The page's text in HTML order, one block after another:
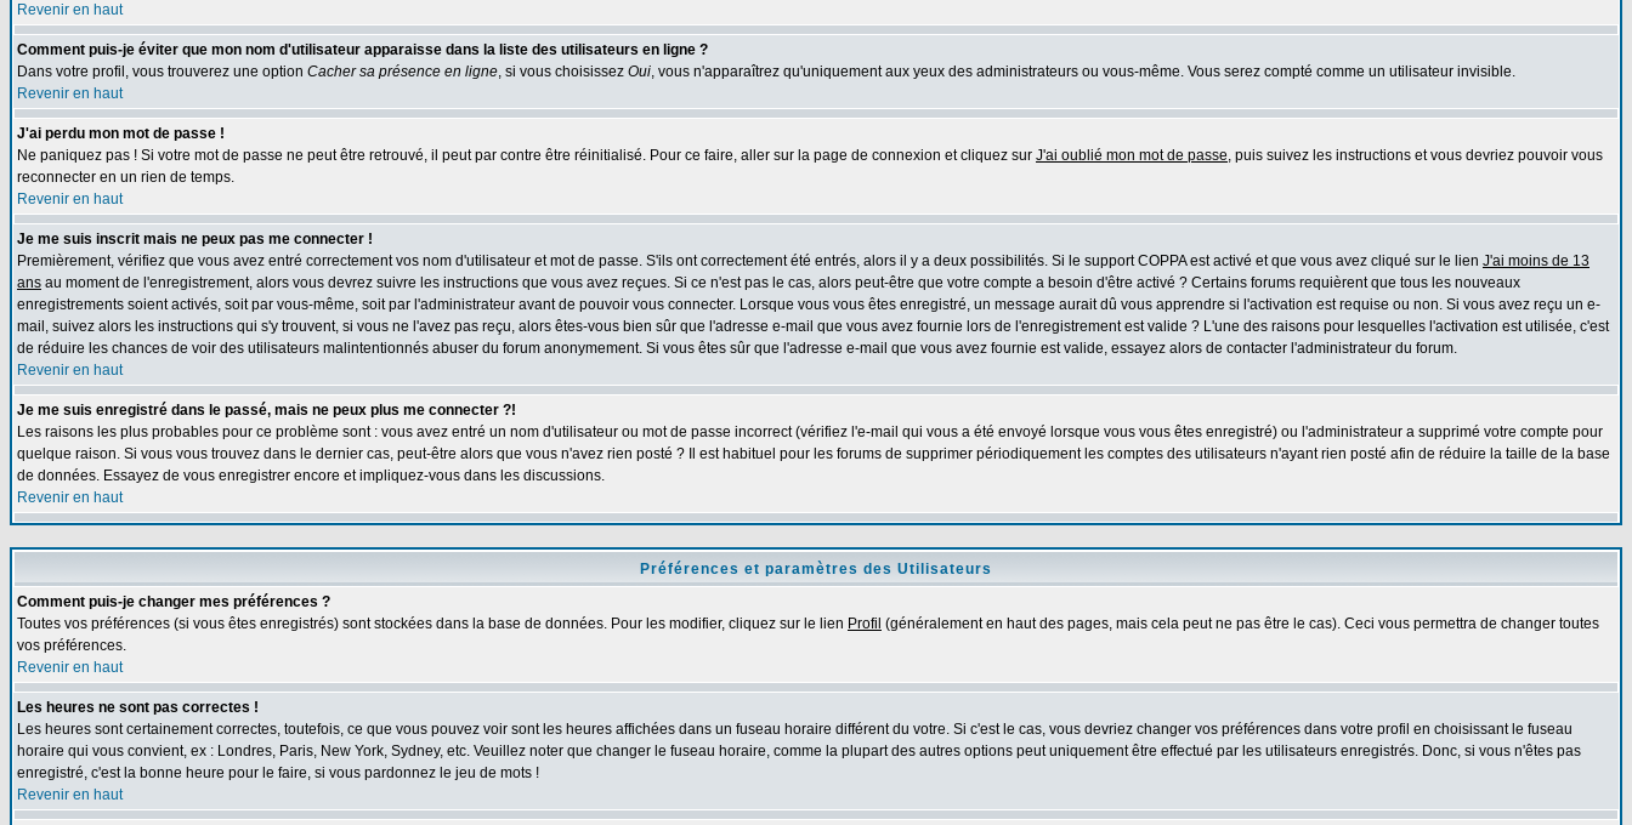
Revenir en haut
Comment puis-je éviter que mon nom d'utilisateur apparaisse dans la liste des utilisateurs en ligne ?
Dans votre profil, vous trouverez une option Cacher sa présence en ligne, si vous choisissez Oui, vous n'apparaîtrez qu'uniquement aux yeux des administrateurs ou vous-même. Vous serez compté comme un utilisateur invisible.
Revenir en haut
J'ai perdu mon mot de passe !
Ne paniquez pas ! Si votre mot de passe ne peut être retrouvé, il peut par contre être réinitialisé. Pour ce faire, aller sur la page de connexion et cliquez sur J'ai oublié mon mot de passe, puis suivez les instructions et vous devriez pouvoir vous
reconnecter en un rien de temps.
Revenir en haut
Je me suis inscrit mais ne peux pas me connecter !
Premièrement, vérifiez que vous avez entré correctement vos nom d'utilisateur et mot de passe. S'ils ont correctement été entrés, alors il y a deux possibilités. Si le support COPPA est activé et que vous avez cliqué sur le lien J'ai moins de 13
ans au moment de l'enregistrement, alors vous devrez suivre les instructions que vous avez reçues. Si ce n'est pas le cas, alors peut-être que votre compte a besoin d'être activé ? Certains forums requièrent que tous les nouveaux
enregistrements soient activés, soit par vous-même, soit par l'administrateur avant de pouvoir vous connecter. Lorsque vous vous êtes enregistré, un message aurait dû vous apprendre si l'activation est requise ou non. Si vous avez reçu un e-
mail, suivez alors les instructions qui s'y trouvent, si vous ne l'avez pas reçu, alors êtes-vous bien sûr que l'adresse e-mail que vous avez fournie lors de l'enregistrement est valide ? L'une des raisons pour lesquelles l'activation est utilisée, c'est
de réduire les chances de voir des utilisateurs malintentionnés abuser du forum anonymement. Si vous êtes sûr que l'adresse e-mail que vous avez fournie est valide, essayez alors de contacter l'administrateur du forum.
Revenir en haut
Je me suis enregistré dans le passé, mais ne peux plus me connecter ?!
Les raisons les plus probables pour ce problème sont : vous avez entré un nom d'utilisateur ou mot de passe incorrect (vérifiez l'e-mail qui vous a été envoyé lorsque vous vous êtes enregistré) ou l'administrateur a supprimé votre compte pour
quelque raison. Si vous vous trouvez dans le dernier cas, peut-être alors que vous n'avez rien posté ? Il est habituel pour les forums de supprimer périodiquement les comptes des utilisateurs n'ayant rien posté afin de réduire la taille de la base
de données. Essayez de vous enregistrer encore et impliquez-vous dans les discussions.
Revenir en haut
Préférences et paramètres des Utilisateurs
Comment puis-je changer mes préférences ?
Toutes vos préférences (si vous êtes enregistrés) sont stockées dans la base de données. Pour les modifier, cliquez sur le lien Profil (généralement en haut des pages, mais cela peut ne pas être le cas). Ceci vous permettra de changer toutes
vos préférences.
Revenir en haut
Les heures ne sont pas correctes !
Les heures sont certainement correctes, toutefois, ce que vous pouvez voir sont les heures affichées dans un fuseau horaire différent du votre. Si c'est le cas, vous devriez changer vos préférences dans votre profil en choisissant le fuseau
horaire qui vous convient, ex : Londres, Paris, New York, Sydney, etc. Veuillez noter que changer le fuseau horaire, comme la plupart des autres options peut uniquement être effectué par les utilisateurs enregistrés. Donc, si vous n'êtes pas
enregistré, c'est la bonne heure pour le faire, si vous pardonnez le jeu de mots !
Revenir en haut